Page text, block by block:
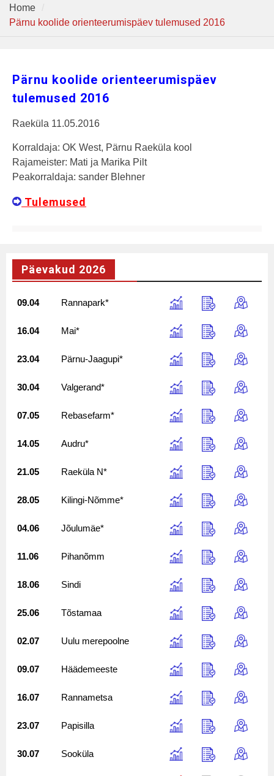
Home
Pärnu koolide orienteerumispäev tulemused 2016
Pärnu koolide orienteerumispäev
tulemused 2016
Raeküla 11.05.2016
Korraldaja: OK West, Pärnu Raeküla kool
Rajameister: Mati ja Marika Pilt
Peakorraldaja: sander Blehner
Tulemused
Päevakud 2026
09.04 Rannapark*
16.04 Mai*
23.04 Pärnu-Jaagupi*
30.04 Valgerand*
07.05 Rebasefarm*
14.05 Audru*
21.05 Raeküla N*
28.05 Kilingi-Nõmme*
04.06 Jõulumäe*
11.06 Pihanõmm
18.06 Sindi
25.06 Tõstamaa
02.07 Uulu merepoolne
09.07 Häädemeeste
16.07 Rannametsa
23.07 Papisilla
30.07 Sooküla